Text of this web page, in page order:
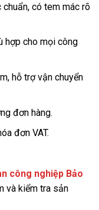
có tem mác rõ
hợp cho mọi công
hỗ trợ vận chuyển
đơn hàng.
đơn VAT.
công nghiệp Bảo
và kiểm tra sản